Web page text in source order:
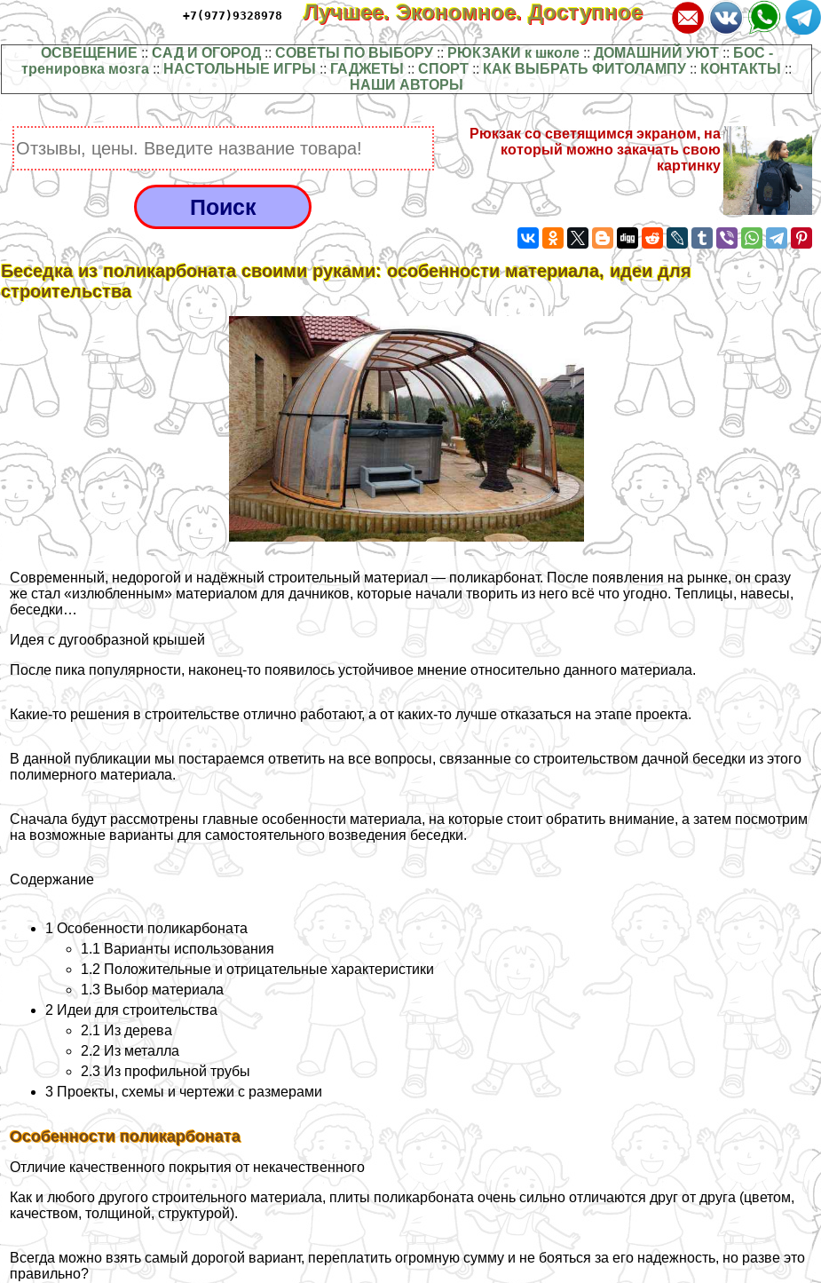
+7(977)9328978 Лучшее. Экономное. Доступное
ОСВЕЩЕНИЕ :: САД И ОГОРОД:: СОВЕТЫ ПО ВЫБОРУ:: РЮКЗАКИ к школе:: ДОМАШНИЙ УЮТ:: БОС -
тренировка мозга :: НАСТОЛЬНЫЕ ИГРЫ :: ГАДЖЕТЫ ::СПОРТ :: КАК ВЫБРАТЬ ФИТОЛАМПУ :: КОНТАКТЫ ::
НАШИ АВТОРЫ
Рюкзак со светящимся экраном, на
который можно закачать свою
картинку
Беседка из поликарбоната своими руками: особенности материала, идеи для
строительства
Современный, недорогой и надёжный строительный материал — поликарбонат. После появления на рынке, он сразу
же стал «излюбленным» материалом для дачников, которые начали творить из него всё что угодно. Теплицы, навесы,
беседки…
Идея с дугообразной крышей
После пика популярности, наконец-то появилось устойчивое мнение относительно данного материала.
Какие-то решения в строительстве отлично работают, а от каких-то лучше отказаться на этапе проекта.
В данной публикации мы постараемся ответить на все вопросы, связанные со строительством дачной беседки из этого
полимерного материала.
Сначала будут рассмотрены главные особенности материала, на которые стоит обратить внимание, а затем посмотрим
на возможные варианты для самостоятельного возведения беседки.
Содержание
1 Особенности поликарбоната
1.1 Варианты использования
1.2 Положительные и отрицательные хаpaктеристики
1.3 Выбор материала
2 Идеи для строительства
2.1 Из дерева
2.2 Из металла
2.3 Из профильной трубы
3 Проекты, схемы и чертежи с размерами
Особенности поликарбоната
Отличие качественного покрытия от некачественного
Как и любого другого строительного материала, плиты поликарбоната очень сильно отличаются друг от друга (цветом,
качеством, толщиной, структурой).
Всегда можно взять самый дорогой вариант, переплатить огромную сумму и не бояться за его надежность, но разве это
правильно?